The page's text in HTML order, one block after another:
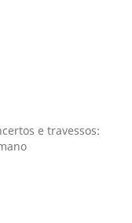
e travessos: